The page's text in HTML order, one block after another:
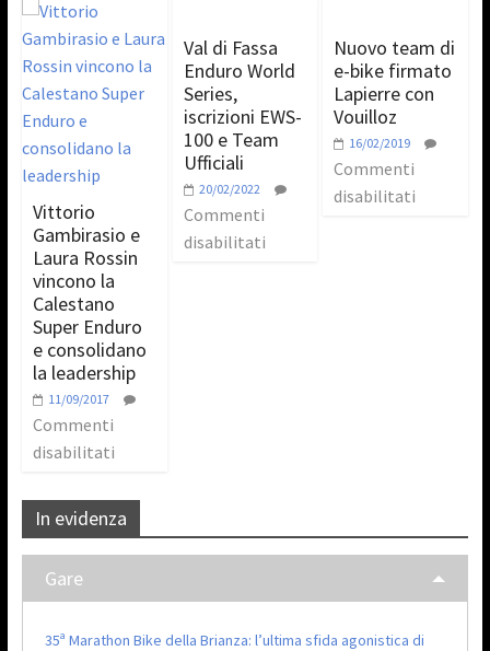
Vittorio
Gambirasio e
Laura Rossin
vincono la
Calestano
Super Enduro
e consolidano
la leadership
11/09/2017
Commenti
disabilitati
Val di Fassa
Enduro World
Series,
iscrizioni EWS-
100 e Team
Ufficiali
20/02/2022
Commenti
disabilitati
Nuovo team di
e-bike firmato
Lapierre con
Vouilloz
16/02/2019
Commenti
disabilitati
In evidenza
Gare
35ª Marathon Bike della Brianza: l’ultima sfida agonistica di